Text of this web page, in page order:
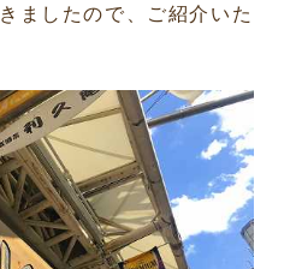
ましたので、ご紹介いた